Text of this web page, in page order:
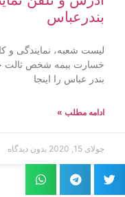
بندرعباس
لیست شعبه، نمایندگی و
خسارت بیمه شخص ثالت
بندر عباس را اینجا
ادامه مطلب »
جولای 15, 2020 بدون دیدگاه